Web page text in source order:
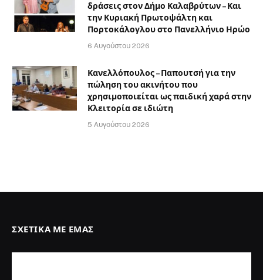
δράσεις στον Δήμο Καλαβρύτων – Και
την Κυριακή Πρωτοψάλτη και
Πορτοκάλογλου στο Πανελλήνιο Ηρώο
6 Αυγούστου 2026
Κανελλόπουλος – Παπουτσή για την
πώληση του ακινήτου που
χρησιμοποιείται ως παιδική χαρά στην
Κλειτορία σε ιδιώτη
5 Αυγούστου 2026
ΣΧΕΤΙΚΆ ΜΕ ΕΜΆΣ